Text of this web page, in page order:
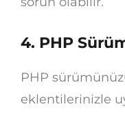
4. PHP
PHP
eklentilerinizle